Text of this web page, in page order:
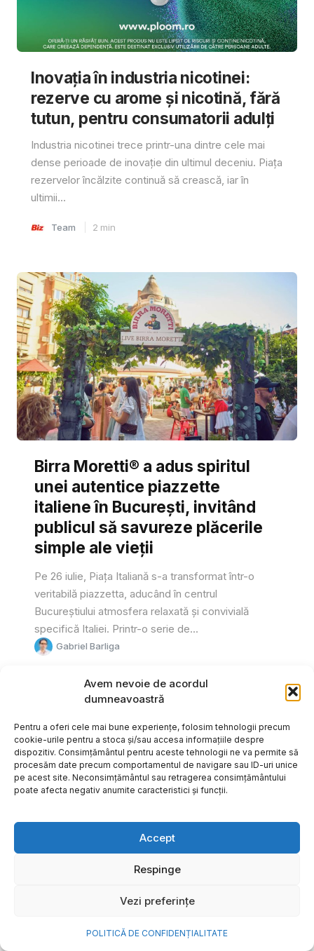
Avem nevoie de acordul
dumneavoastră
Pentru a oferi cele mai bune experiențe, folosim tehnologii precum
cookie-urile pentru a stoca și/sau accesa informațiile despre
dispozitiv. Consimțământul pentru aceste tehnologii ne va permite să
procesăm date precum comportamentul de navigare sau ID-uri unice
pe acest site. Neconsimțământul sau retragerea consimțământului
poate afecta negativ anumite caracteristici și funcții.
Accept
Respinge
Vezi preferințe
POLITICĂ DE CONFIDENȚIALITATE
Inovația în industria nicotinei:
rezerve cu arome și nicotină, fără
tutun, pentru consumatorii adulți
Industria nicotinei trece printr-una dintre cele mai
dense perioade de inovație din ultimul deceniu. Piața
rezervelor încălzite continuă să crească, iar în
ultimii...
Team 2 min
Birra Moretti® a adus spiritul
unei autentice piazzette
italiene în București, invitând
publicul să savureze plăcerile
simple ale vieții
Pe 26 iulie, Piața Italiană s-a transformat într-o
veritabilă piazzetta, aducând în centrul
Bucureștiului atmosfera relaxată și convivială
specifică Italiei. Printr-o serie de...
Gabriel Barliga
frumoase amintiri ale verii într-
o bijuterie Pandora pe care o